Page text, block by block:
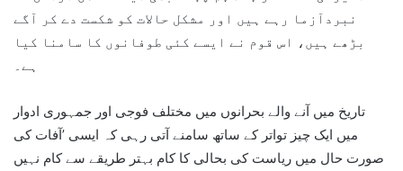
نبردآزما رہے ہیں اور مشکل حالات کو شکست دے کر آگے
بڑھے ہیں، اس قوم نے ایسے کئی طوفانوں کا سامنا کیا
ہے۔
تاریخ میں آنے والے بحرانوں میں مختلف فوجی اور جمہوری ادوار
میں ایک چیز تواتر کے ساتھ سامنے آتی رہی کہ ایسی ’آفات کی
صورت حال میں ریاست کی بحالی کا کام بہتر طریقے سے کام نہیں